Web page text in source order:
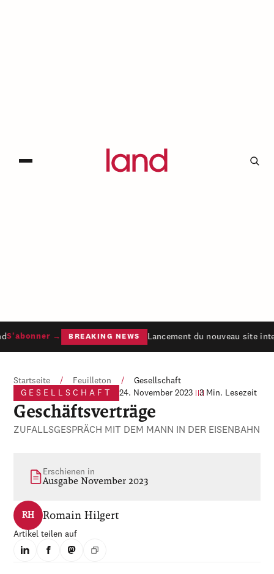
S'abonner → BREAKING NEWS Lancement du nouveau site
Startseite / Feuilleton /
Gesellschaft
GESELLSCHAFT
24. November 2023 3 Min. Lesezeit
Geschäftsverträge
ZUFALLSGESPRÄCH MIT DEM MANN IN DER EISENBAHN
Erschienen in
Ausgabe November 2023
RH Romain Hilgert
Artikel teilen auf